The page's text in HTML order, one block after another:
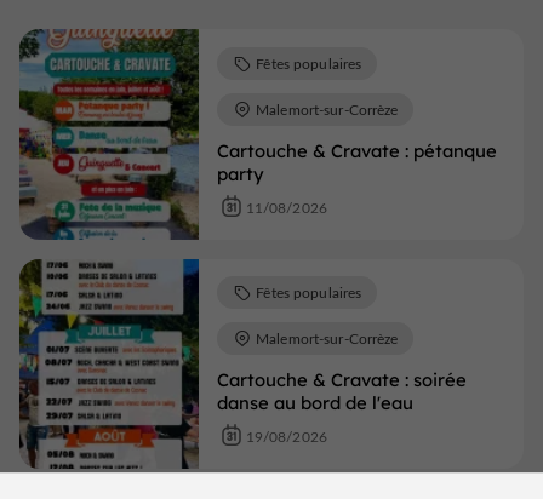
Cartouche & Cravate : pétanque
party
Fêtes populaires
Malemort-sur-Corrèze
11/08/2026
Cartouche & Cravate : soirée
danse au bord de l'eau
Fêtes populaires
Malemort-sur-Corrèze
19/08/2026